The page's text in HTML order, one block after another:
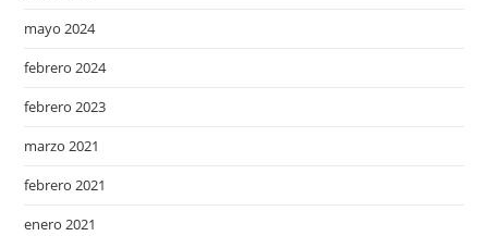
mayo 2024
febrero 2024
febrero 2023
marzo 2021
febrero 2021
enero 2021